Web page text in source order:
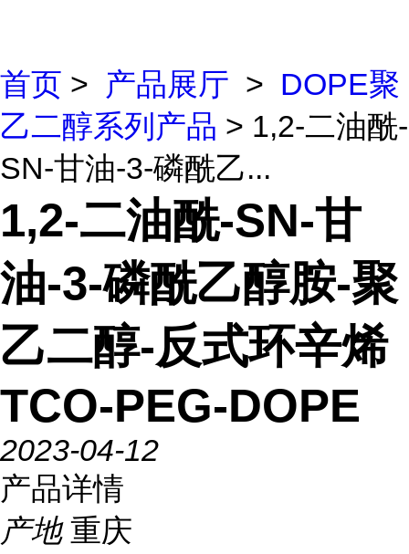
首页 > 产品展厅 > DOPE聚
乙二醇系列产品 > 1,2-二油酰-
SN-甘油-3-磷酰乙...
1,2-二油酰-SN-甘
油-3-磷酰乙醇胺-聚
乙二醇-反式环辛烯
TCO-PEG-DOPE
2023-04-12
产品详情
产地 重庆